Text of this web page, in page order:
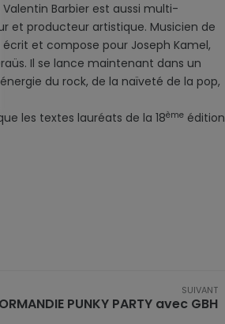
Valentin Barbier est aussi multi-
et producteur artistique. Musicien de
écrit et compose pour Joseph Kamel,
Il se lance maintenant dans un
du rock, de la naïveté de la pop,
les textes lauréats de la 18ème édition
SUIVANT
PUNKY PARTY avec GBH